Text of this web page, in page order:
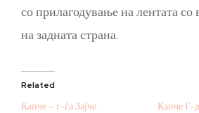
со прилагодување на лентата со
на задната страна.
Related
Капче – г-ѓа Зајче
Капче Г-